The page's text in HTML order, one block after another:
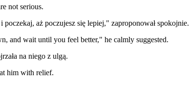
not serious.
poczekaj, aż poczujesz się lepiej," zaproponował spokojnie.
and wait until you feel better," he calmly suggested.
na niego z ulgą.
him with relief.